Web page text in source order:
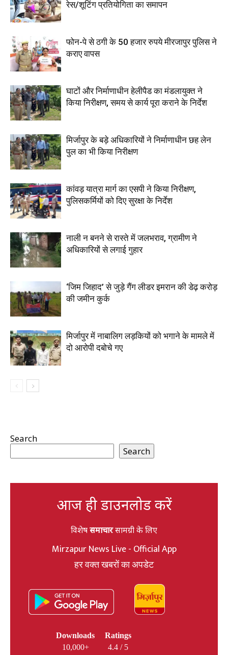
रेस/शूटिंग प्रतियोगिता का समापन
फोन-पे से ठगी के 50 हजार रुपये मीरजापुर पुलिस ने
कराए वापस
घाटों और निर्माणाधीन हेलीपैड का मंडलायुक्त ने
किया निरीक्षण, समय से कार्य पूरा कराने के निर्देश
मिर्जापुर के बड़े अधिकारियों ने निर्माणाधीन छह लेन
पुल का भी किया निरीक्षण
कांवड़ यात्रा मार्ग का एसपी ने किया निरीक्षण,
पुलिसकर्मियों को दिए सुरक्षा के निर्देश
नाली न बनने से रास्ते में जलभराव, ग्रामीण ने
अधिकारियों से लगाई गुहार
‘जिम जिहाद’ से जुड़े गैंग लीडर इमरान की डेढ़ करोड़
की जमीन कुर्क
मिर्जापुर में नाबालिग लड़कियों को भगाने के मामले में
दो आरोपी दबोचे गए
Search
Search
आज ही डाउनलोड करें
विशेषसमाचारसामग्री के लिए
Mirzapur News Live - Official App
हर वक्त खबरों का अपडेट
Downloads
10,000+
Ratings
4.4 / 5